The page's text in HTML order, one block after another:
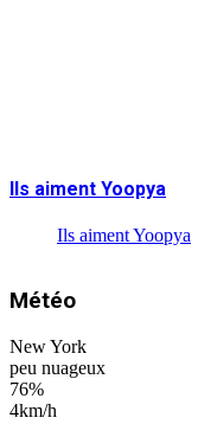
Ils aiment Yoopya
Ils aiment Yoopya
Météo
New York
peu nuageux
76%
4km/h